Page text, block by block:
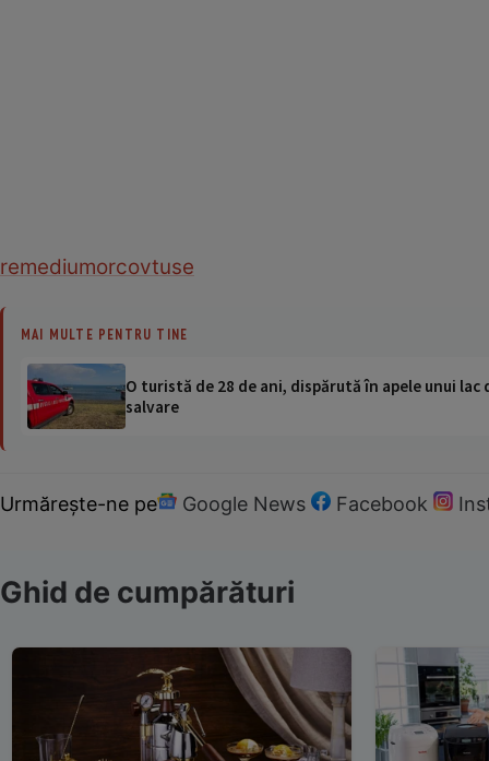
remediumorcovtuse
MAI MULTE PENTRU TINE
O turistă de 28 de ani, dispărută în apele unui
salvare
Urmărește-ne pe Google News Facebook
Ghid de cumpărături